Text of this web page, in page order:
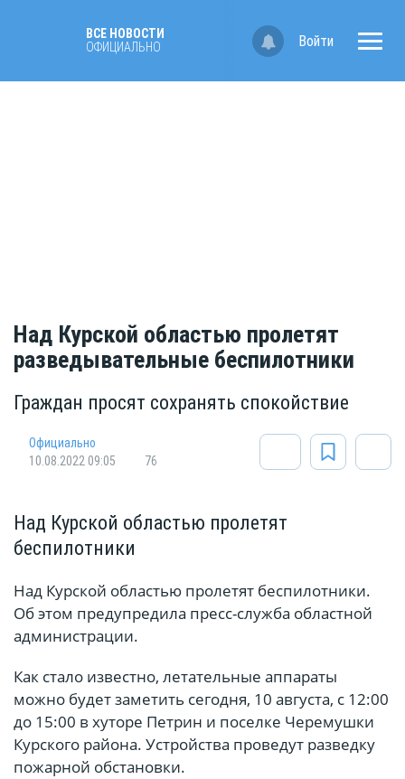
ВСЕ НОВОСТИ
ОФИЦИАЛЬНО
Войти
Над Курской областью пролетят
разведывательные беспилотники
Граждан просят сохранять спокойствие
Официально
10.08.2022 09:05
76
Над Курской областью пролетят
беспилотники
Над Курской областью пролетят беспилотники.
Об этом предупредила пресс-служба областной
администрации.
Как стало известно, летательные аппараты
можно будет заметить сегодня, 10 августа, с 12:00
до 15:00 в хуторе Петрин и поселке Черемушки
Курского района. Устройства проведут разведку
пожарной обстановки.